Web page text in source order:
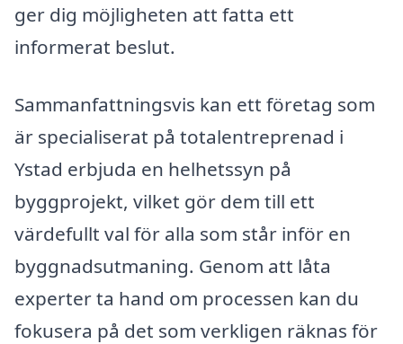
ger dig möjligheten att fatta ett
informerat beslut.
Sammanfattningsvis kan ett företag som
är specialiserat på totalentreprenad i
Ystad erbjuda en helhetssyn på
byggprojekt, vilket gör dem till ett
värdefullt val för alla som står inför en
byggnadsutmaning. Genom att låta
experter ta hand om processen kan du
fokusera på det som verkligen räknas för